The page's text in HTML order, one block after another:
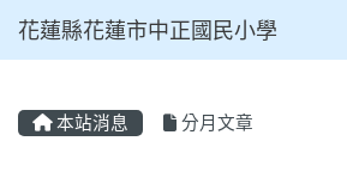
花蓮縣花蓮市中正國民小學
本站消息 分月文章